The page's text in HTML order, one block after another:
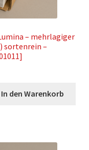
– mehrlagiger
sortenrein –
In den Warenkorb